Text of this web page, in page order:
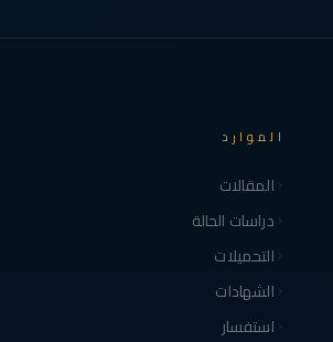
الموارد
المقالات
دراسات الحالة
التحميلات
الشهادات
استفسار